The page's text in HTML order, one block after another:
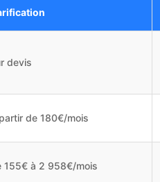
devis
de 180€/mois
155€ à 2 958€/mois